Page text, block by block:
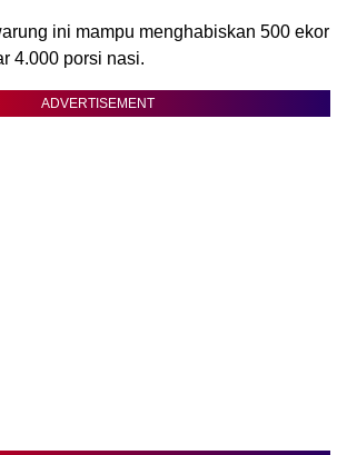
ini mampu menghabiskan 500 ekor
4.000 porsi nasi.
ADVERTISEMENT